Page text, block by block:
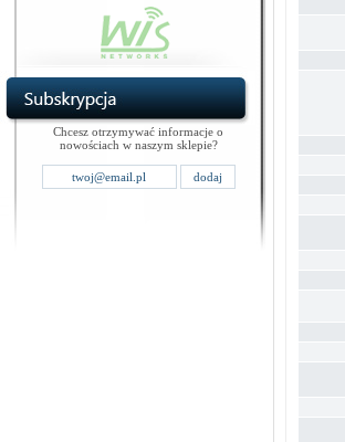
Chcesz otrzymywać informacje o
nowościach w naszym sklepie?